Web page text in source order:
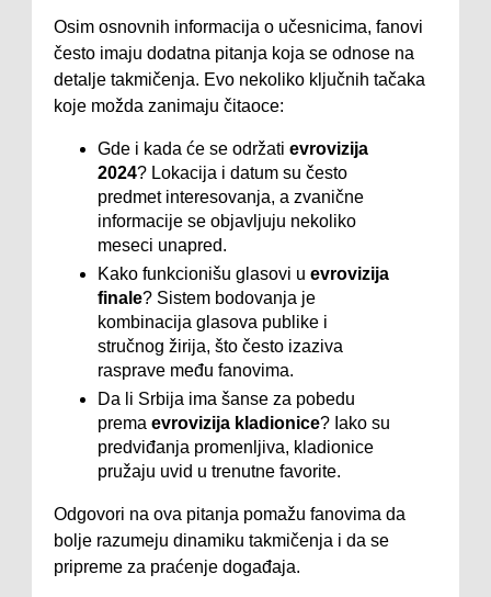
Osim osnovnih informacija o učesnicima, fanovi
često imaju dodatna pitanja koja se odnose na
detalje takmičenja. Evo nekoliko ključnih tačaka
koje možda zanimaju čitaoce:
Gde i kada će se održati evrovizija
2024? Lokacija i datum su često
predmet interesovanja, a zvanične
informacije se objavljuju nekoliko
meseci unapred.
Kako funkcionišu glasovi u evrovizija
finale? Sistem bodovanja je
kombinacija glasova publike i
stručnog žirija, što često izaziva
rasprave među fanovima.
Da li Srbija ima šanse za pobedu
prema evrovizija kladionice? Iako su
predviđanja promenljiva, kladionice
pružaju uvid u trenutne favorite.
Odgovori na ova pitanja pomažu fanovima da
bolje razumeju dinamiku takmičenja i da se
pripreme za praćenje događaja.